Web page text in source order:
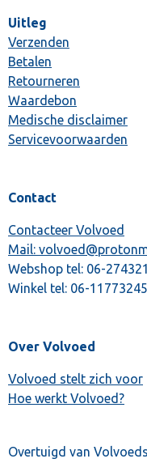
Uitleg
Verzenden
Betalen
Retourneren
Waardebon
Medische disclaimer
Servicevoorwaarden
Contact
Contacteer Volvoed
Mail:
Webshop tel: 06-
Winkel tel: 06-11773245
Over Volvoed
Volvoed stelt zich voor
Hoe werkt Volvoed?
Overtuigd van Volvoeds